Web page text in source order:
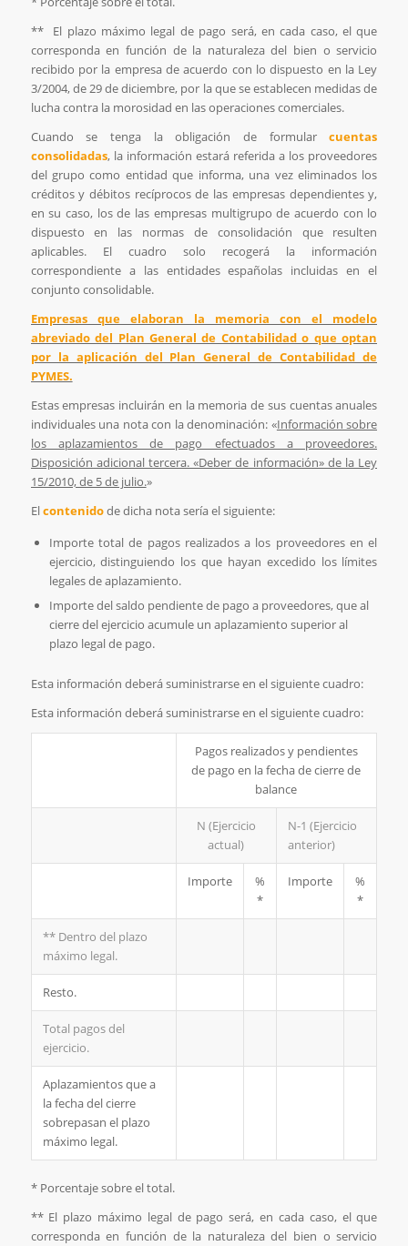
** El plazo máximo legal de pago será, en cada caso, el que
corresponda en función de la naturaleza del bien o servicio
recibido por la empresa de acuerdo con lo dispuesto en la Ley
3/2004, de 29 de diciembre, por la que se establecen medidas de
lucha contra la morosidad en las operaciones comerciales.
Cuando se tenga la obligación de formularcuentas
consolidadas, la información estará referida a los proveedores
del grupo como entidad que informa, una vez eliminados los
créditos y débitos recíprocos de las empresas dependientes y,
en su caso, los de las empresas multigrupo de acuerdo con lo
dispuesto en las normas de consolidación que resulten
aplicables. El cuadro solo recogerá la información
correspondiente a las entidades españolas incluidas en el
conjunto consolidable.
Empresas que elaboran la memoria con el modelo
abreviado del Plan General de Contabilidad o que optan
por la aplicación del Plan General de Contabilidad de
PYMES.
Estas empresas incluirán en la memoria de sus cuentas anuales
individuales una nota con la denominación: «Información sobre
los aplazamientos de pago efectuados a proveedores.
Disposición adicional tercera. «Deber de información» de la Ley
15/2010, de 5 de julio.»
Elcontenidode dicha nota sería el siguiente:
Importe total de pagos realizados a los proveedores en el
ejercicio, distinguiendo los que hayan excedido los límites
legales de aplazamiento.
Importe del saldo pendiente de pago a proveedores, que al
cierre del ejercicio acumule un aplazamiento superior al
plazo legal de pago.
Esta información deberá suministrarse en el siguiente cuadro:
Esta información deberá suministrarse en el siguiente cuadro:
Pagos realizados y pendientes
de pago en la fecha de cierre de
balance
N (Ejercicio
actual)
N-1 (Ejercicio
anterior)
Importe
%
*
Importe
%
*
** Dentro del plazo
máximo legal.
Resto.
Total pagos del
ejercicio.
Aplazamientos que a
la fecha del cierre
sobrepasan el plazo
máximo legal.
* Porcentaje sobre el total.
** El plazo máximo legal de pago será, en cada caso, el que
corresponda en función de la naturaleza del bien o servicio